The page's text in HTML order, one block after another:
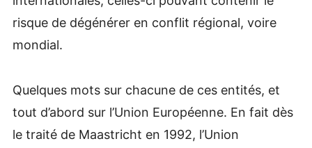
risque de dégénérer en conflit régional, voire
mondial.
Quelques mots sur chacune de ces entités, et
tout d’abord sur l’Union Européenne. En fait dès
le traité de Maastricht en 1992, l’Union